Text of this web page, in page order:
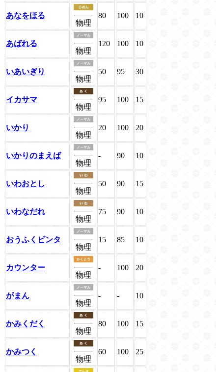
あなをほる
物理
80 100 10
あばれる
物理
120 100 10
いあいぎり
物理
50 95 30
イカサマ
物理
95 100 15
いかり
物理
20 100 20
いかりのまえば
物理
- 90 10
いわおとし
物理
50 90 15
いわなだれ
物理
75 90 10
おうふくビンタ
物理
15 85 10
カウンター
物理
- 100 20
がまん
物理
- - 10
かみくだく
物理
80 100 15
かみつく
物理
60 100 25